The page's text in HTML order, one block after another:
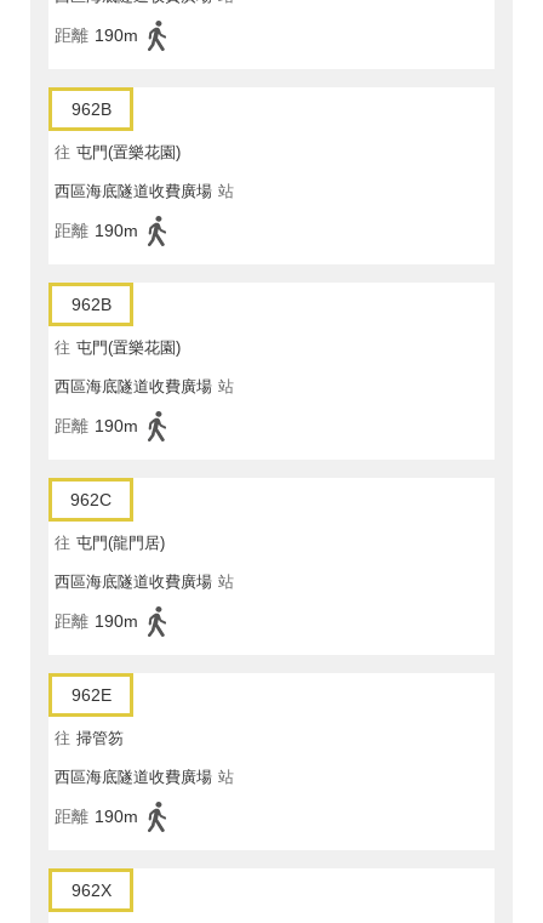
距離 190m
962B
往 屯門(置樂花園)
西區海底隧道收費廣場 站
距離 190m
962B
往 屯門(置樂花園)
西區海底隧道收費廣場 站
距離 190m
962C
往 屯門(龍門居)
西區海底隧道收費廣場 站
距離 190m
962E
往 掃管笏
西區海底隧道收費廣場 站
距離 190m
962X